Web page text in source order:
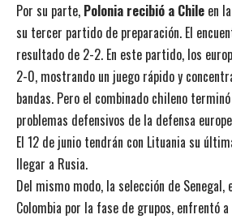
Por su parte, Polonia recibió a Chile en
su tercer partido de preparación. El
resultado de 2-2. En este partido, los
2-0, mostrando un juego rápido y
bandas. Pero el combinado chileno
problemas defensivos de la defensa
El 12 de junio tendrán con Lituania su
llegar a Rusia.
Del mismo modo, la selección de
Colombia por la fase de grupos, enfrentó